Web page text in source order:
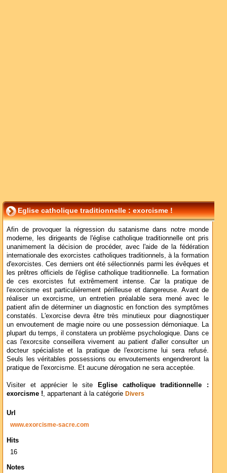
Eglise catholique traditionnelle : exorcisme !
Afin de provoquer la régression du satanisme dans notre monde
moderne, les dirigeants de l'église catholique traditionnelle ont pris
unanimement la décision de procéder, avec l'aide de la fédération
internationale des exorcistes catholiques traditionnels, à la formation
d'exorcistes. Ces derniers ont été sélectionnés parmi les évêques et
les prêtres officiels de l'église catholique traditionnelle. La formation
de ces exorcistes fut extrêmement intense. Car la pratique de
l'exorcisme est particulièrement périlleuse et dangereuse. Avant de
réaliser un exorcisme, un entretien préalable sera mené avec le
patient afin de déterminer un diagnostic en fonction des symptômes
constatés. L'exorcise devra être très minutieux pour diagnostiquer
un envoutement de magie noire ou une possession démoniaque. La
plupart du temps, il constatera un problème psychologique. Dans ce
cas l'exorcsite conseillera vivement au patient d'aller consulter un
docteur spécialiste et la pratique de l'exorcisme lui sera refusé.
Seuls les véritables possessions ou envoutements engendreront la
pratique de l'exorcisme. Et aucune dérogation ne sera acceptée.
Visiter et apprécier le site
Eglise catholique traditionnelle :
exorcisme !, appartenant à la catégorie Divers
Url
www.exorcisme-sacre.com
Hits
16
Notes